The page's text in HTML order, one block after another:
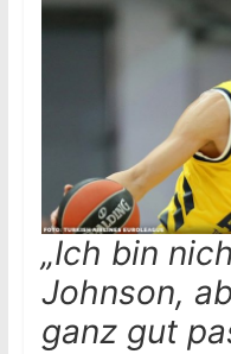
„Ich bin
Johnson,
ganz gut